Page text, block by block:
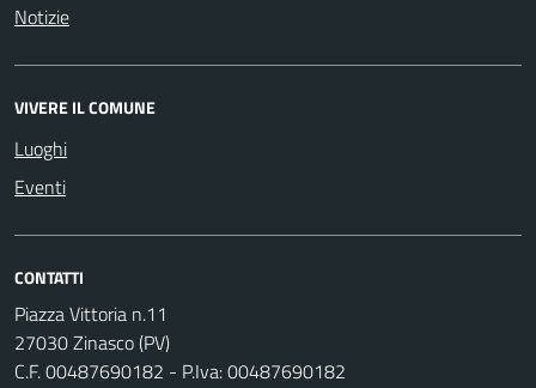
Notizie
VIVERE IL COMUNE
Luoghi
Eventi
CONTATTI
Piazza Vittoria n.11
27030 Zinasco (PV)
C.F. 00487690182 - P.Iva: 00487690182